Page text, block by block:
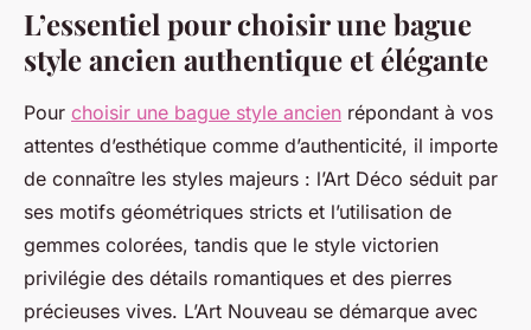
L’essentiel pour choisir une bague
style ancien authentique et élégante
Pour choisir une bague style ancien répondant à vos
attentes d’esthétique comme d’authenticité, il importe
de connaître les styles majeurs : l’Art Déco séduit par
ses motifs géométriques stricts et l’utilisation de
gemmes colorées, tandis que le style victorien
privilégie des détails romantiques et des pierres
précieuses vives. L’Art Nouveau se démarque avec